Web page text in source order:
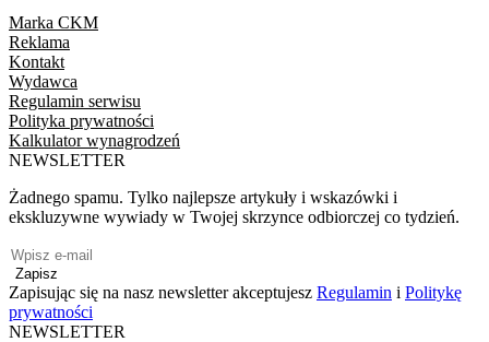
Marka CKM
Reklama
Kontakt
Wydawca
Regulamin serwisu
Polityka prywatności
Kalkulator wynagrodzeń
NEWSLETTER
Żadnego spamu. Tylko najlepsze artykuły i wskazówki i
ekskluzywne wywiady w Twojej skrzynce odbiorczej co tydzień.
Zapisz
Zapisując się na nasz newsletter akceptujesz Regulamin i Politykę
prywatności
NEWSLETTER